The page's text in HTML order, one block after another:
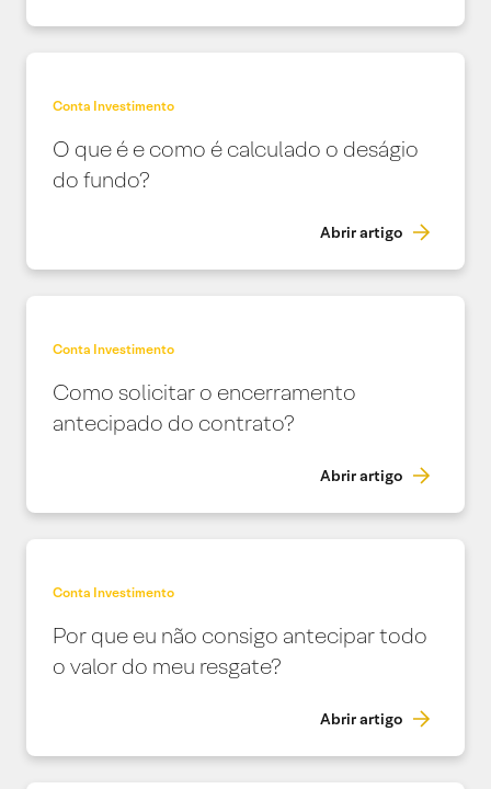
Conta Investimento
O que é e como é calculado o deságio
do fundo?
Abrir artigo
Conta Investimento
Como solicitar o encerramento
antecipado do contrato?
Abrir artigo
Conta Investimento
Por que eu não consigo antecipar todo
o valor do meu resgate?
Abrir artigo